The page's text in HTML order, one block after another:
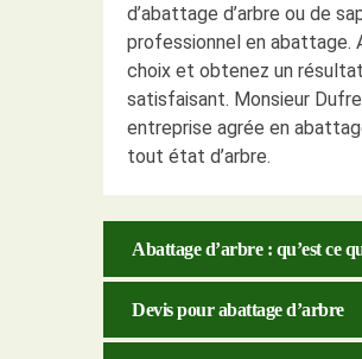
d’abattage d’arbre ou de
professionnel en abattage.
choix et obtenez un
satisfaisant. Monsieur
entreprise agrée en
tout état d’arbre.
Abattage d’arbre : qu’est ce
Devis pour abattage d’arbre